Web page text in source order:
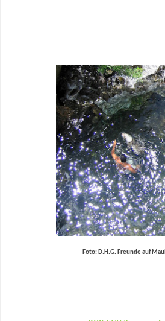
Foto: D.H.G. Freundeauf